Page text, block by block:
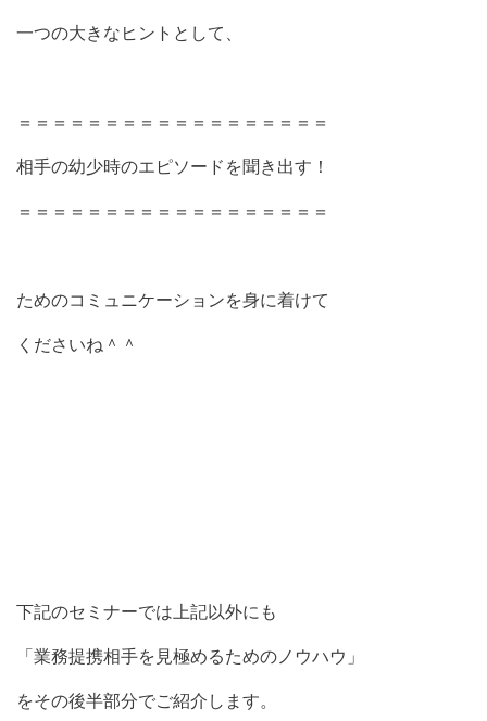
一つの大きなヒントとして、
＝＝＝＝＝＝＝＝＝＝＝＝＝＝＝＝＝＝
相手の幼少時のエピソードを聞き出す！
＝＝＝＝＝＝＝＝＝＝＝＝＝＝＝＝＝＝
ためのコミュニケーションを身に着けて
くださいね＾＾
下記のセミナーでは上記以外にも
「業務提携相手を見極めるためのノウハウ」
をその後半部分でご紹介します。